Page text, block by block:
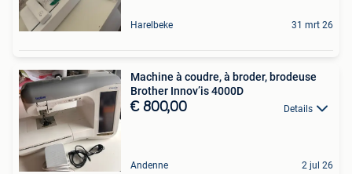
Harelbeke 31 mrt 26
Machine à coudre, à broder, brodeuse
Brother Innov’is 4000D
€ 800,00 Details
Andenne 2 jul 26